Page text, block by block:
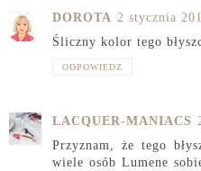
DOROTA 2 stycznia
Śliczny kolor tego
ODPOWIEDZ
LACQUER-MANIACS
Przyznam, że tego
wiele osób Lumene